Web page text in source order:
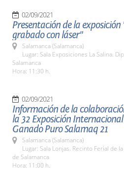
02/09/2021
Presentación de la exposición
grabado con láser"
Salamanca (Salamanca)
Lugar: Sala Exposiciones La Salina.
Salamanca
Hora: 11:30 h.
02/09/2021
Información de la
la 32 Exposición
Ganado Puro Salamaq 21
Salamanca (Salamanca)
Lugar: Sala Lonjas. Recinto Ferial de
de Salamanca
Hora: 11:00 h.